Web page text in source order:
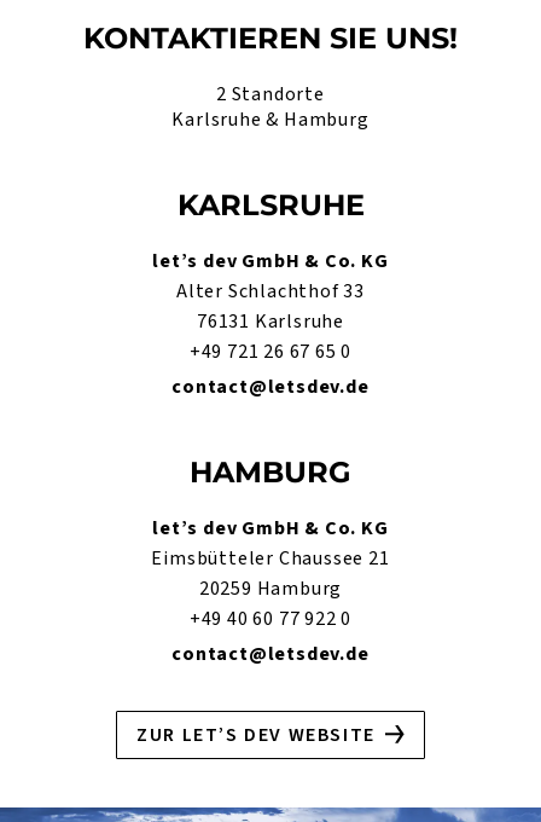
KONTAKTIEREN SIE UNS!
2 Standorte
Karlsruhe & Hamburg
KARLSRUHE
let’s dev GmbH & Co. KG
Alter Schlachthof 33
76131 Karlsruhe
+49 721 26 67 65 0
contact@letsdev.de
HAMBURG
let’s dev GmbH & Co. KG
Eimsbütteler Chaussee 21
20259 Hamburg
+49 40 60 77 922 0
contact@letsdev.de
ZUR LET’S DEV WEBSITE